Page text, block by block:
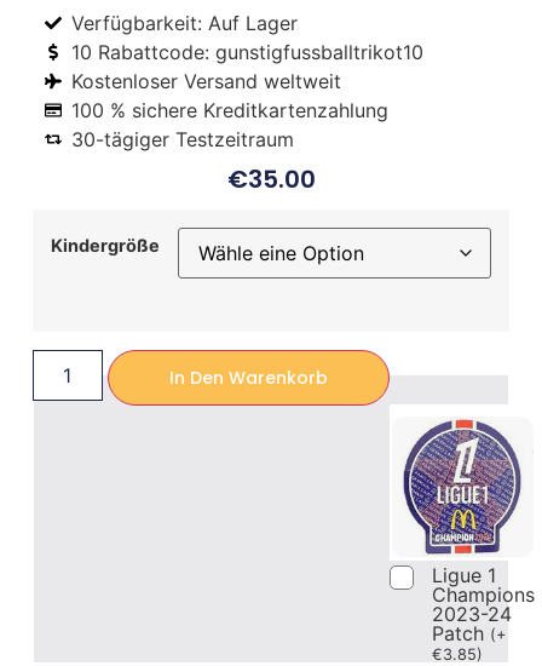
Verfügbarkeit: Auf Lager
10 Rabattcode: gunstigfussballtrikot10
Kostenloser Versand weltweit
100 % sichere Kreditkartenzahlung
30-tägiger Testzeitraum
€35.00
Kindergröße
In Den Warenkorb
Ligue 1
Champions
2023-24
Patch (+
€3.85)